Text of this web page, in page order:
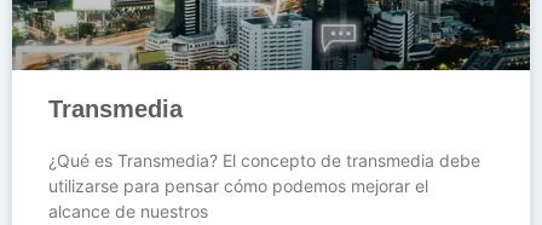
Transmedia
¿Qué es Transmedia? El concepto de transmedia debe
utilizarse para pensar cómo podemos mejorar el
alcance de nuestros